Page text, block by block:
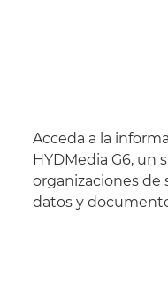
Acceda a la
HYDMedia G6, un
organizaciones de
datos y